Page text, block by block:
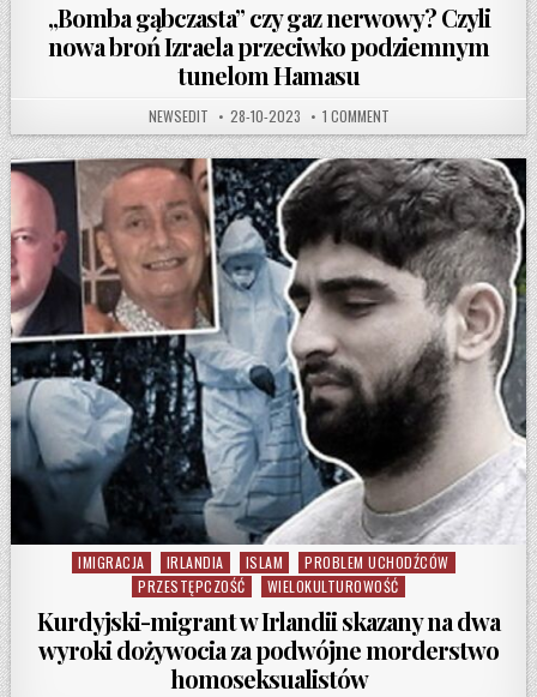
„Bomba gąbczasta” czy gaz nerwowy? Czyli
nowa broń Izraela przeciwko podziemnym
tunelom Hamasu
AUTHOR:
NEWSEDIT PUBLISHED DATE:
28-10-2023 1 COMMENTON „BOMBA
Posted in
IMIGRACJA IRLANDIA ISLAM
PROBLEM UCHODŹCÓW
PRZESTĘPCZOŚĆ
WIELOKULTUROWOŚĆ
Kurdyjski-migrant w Irlandii skazany na dwa
wyroki dożywocia za podwójne morderstwo
homoseksualistów